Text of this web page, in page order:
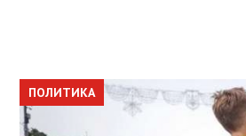
ПОЛИТИКА
ПОЛИТИКА
ОБЩЕСТВО
ПОЛИТИКА
ЭКОНОМИКА